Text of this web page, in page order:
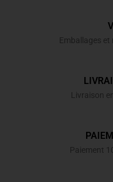
Emballages et
Livraison
Paiement